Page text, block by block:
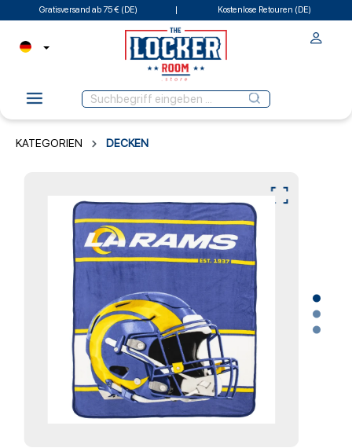
Gratisversand ab 75 € (DE) Kostenlose Retouren (DE)
KATEGORIEN DECKEN